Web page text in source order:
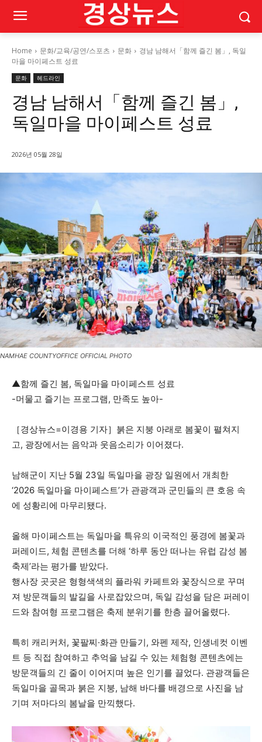
Home 문화/교육/공연/스포츠 문화
경남 남해서「함께 즐긴 봄」, 독일
마을 마이페스트 성료
문화 헤드라인
경남 남해서「함께 즐긴 봄」,
독일마을 마이페스트 성료
2026년 05월 28일
NAMHAE COUNTYOFFICE OFFICIAL PHOTO
▲함께 즐긴 봄, 독일마을 마이페스트 성료
-머물고 즐기는 프로그램, 만족도 높아-
［경상뉴스=이경용 기자］붉은 지붕 아래로 봄꽃이 펼쳐지
고, 광장에서는 음악과 웃음소리가 이어졌다.
남해군이 지난 5월 23일 독일마을 광장 일원에서 개최한
‘2026 독일마을 마이페스트’가 관광객과 군민들의 큰 호응 속
에 성황리에 마무리됐다.
올해 마이페스트는 독일마을 특유의 이국적인 풍경에 봄꽃과
퍼레이드, 체험 콘텐츠를 더해 ‘하루 동안 떠나는 유럽 감성 봄
축제’라는 평가를 받았다.
행사장 곳곳은 형형색색의 플라워 카페트와 꽃장식으로 꾸며
져 방문객들의 발길을 사로잡았으며, 독일 감성을 담은 퍼레이
드와 참여형 프로그램은 축제 분위기를 한층 끌어올렸다.
특히 캐리커처, 꽃팔찌·화관 만들기, 와펜 제작, 인생네컷 이벤
트 등 직접 참여하고 추억을 남길 수 있는 체험형 콘텐츠에는
방문객들의 긴 줄이 이어지며 높은 인기를 끌었다. 관광객들은
독일마을 골목과 붉은 지붕, 남해 바다를 배경으로 사진을 남
기며 저마다의 봄날을 만끽했다.